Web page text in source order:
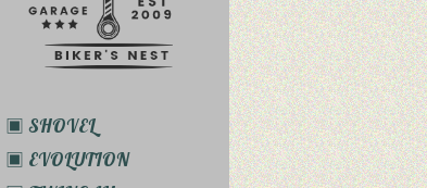
▣ SHOVEL
▣ EVOLUTION